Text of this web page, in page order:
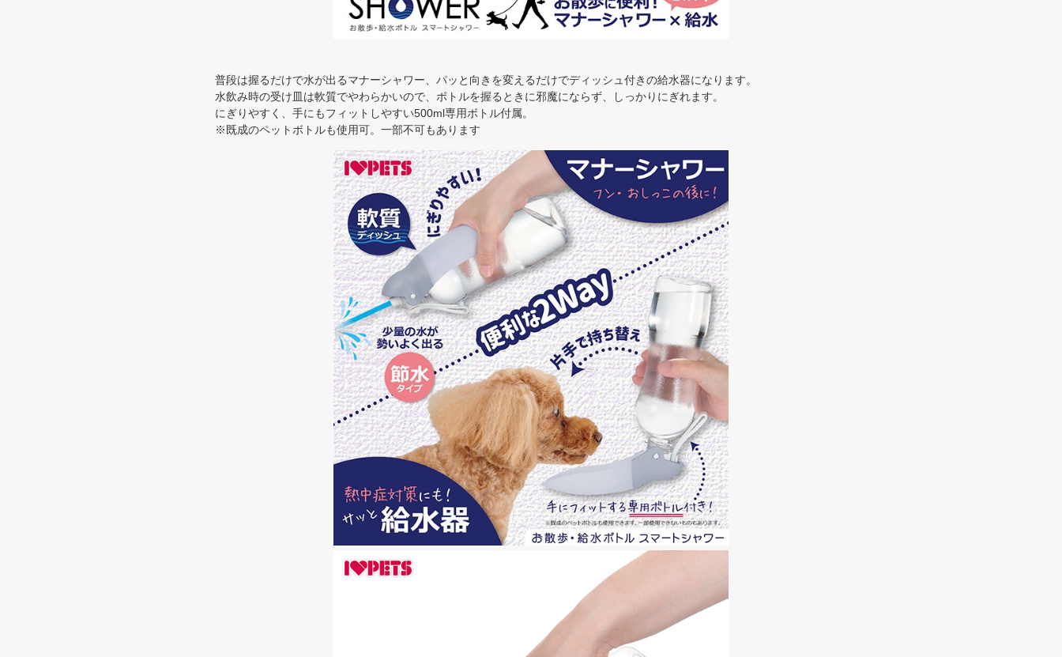
普段は握るだけで水が出るマナーシャワー、パッと向きを変えるだけでディッシュ付きの給水器になります。
水飲み時の受け皿は軟質でやわらかいので、ボトルを握るときに邪魔にならず、しっかりにぎれます。
にぎりやすく、手にもフィットしやすい500ml専用ボトル付属。
※既成のペットボトルも使用可。一部不可もあります